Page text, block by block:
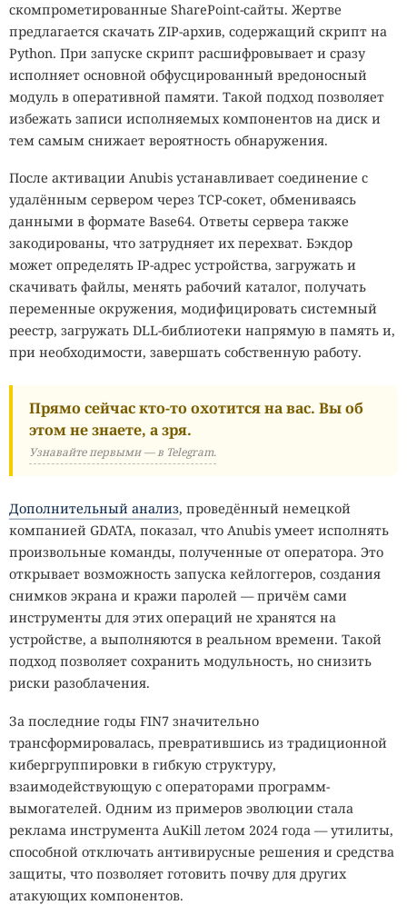
скомпрометированные SharePoint-сайты. Жертве
предлагается скачать ZIP-архив, содержащий скрипт на
Python. При запуске скрипт расшифровывает и сразу
исполняет основной обфусцированный вредоносный
модуль в оперативной памяти. Такой подход позволяет
избежать записи исполняемых компонентов на диск и
тем самым снижает вероятность обнаружения.
После активации Anubis устанавливает соединение с
удалённым сервером через TCP-сокет, обмениваясь
данными в формате Base64. Ответы сервера также
закодированы, что затрудняет их перехват. Бэкдор
может определять IP-адрес устройства, загружать и
скачивать файлы, менять рабочий каталог, получать
переменные окружения, модифицировать системный
реестр, загружать DLL-библиотеки напрямую в память и,
при необходимости, завершать собственную работу.
Прямо сейчас кто-то охотится на вас. Вы об
этом не знаете, а зря.
Узнавайте первыми — в Telegram.
Дополнительный анализ, проведённый немецкой
компанией GDATA, показал, что Anubis умеет исполнять
произвольные команды, полученные от оператора. Это
открывает возможность запуска кейлоггеров, создания
снимков экрана и кражи паролей — причём сами
инструменты для этих операций не хранятся на
устройстве, а выполняются в реальном времени. Такой
подход позволяет сохранить модульность, но снизить
риски разоблачения.
За последние годы FIN7 значительно
трансформировалась, превратившись из традиционной
кибергруппировки в гибкую структуру,
взаимодействующую с операторами программ-
вымогателей. Одним из примеров эволюции стала
реклама инструмента AuKill летом 2024 года — утилиты,
способной отключать антивирусные решения и средства
защиты, что позволяет готовить почву для других
атакующих компонентов.